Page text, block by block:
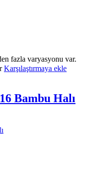
fazla varyasyonu var.
Karşılaştırmaya ekle
Bambu Halı